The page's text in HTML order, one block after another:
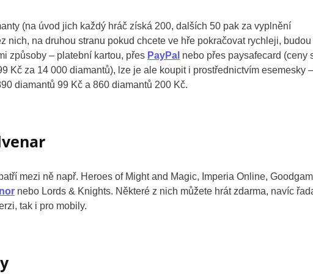
(na úvod jich každý hráč získá 200, dalších 50 pak za vyplnění
nich, na druhou stranu pokud chcete ve hře pokračovat rychleji, budou
způsoby – platební kartou, přes PayPal nebo přes paysafecard (ceny
Kč za 14 000 diamantů), lze je ale koupit i prostřednictvím esemesky
diamantů 99 Kč a 860 diamantů 200 Kč.
mezi ně např. Heroes of Might and Magic, Imperia Online,
nebo Lords & Knights. Některé z nich můžete hrát zdarma, navíc
tak i pro mobily.